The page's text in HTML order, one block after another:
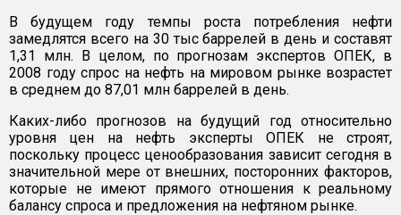
В будущем году темпы роста потребления нефти
замедлятся всего на 30 тыс баррелей в день и составят
1,31 млн. В целом, по прогнозам экспертов ОПЕК, в
2008 году спрос на нефть на мировом рынке возрастет
в среднем до 87,01 млн баррелей в день.
Каких-либо прогнозов на будущий год относительно
уровня цен на нефть эксперты ОПЕК не строят,
поскольку процесс ценообразования зависит сегодня в
значительной мере от внешних, посторонних факторов,
которые не имеют прямого отношения к реальному
балансу спроса и предложения на нефтяном рынке.